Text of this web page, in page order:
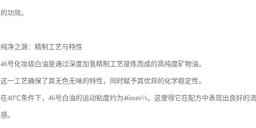
的功效。
纯净之源：精制工艺与特性
46号化妆级白油是通过深度加氢精制工艺提炼而成的高纯度矿物油。
这一工艺确保了其无色无味的特性，同时赋予其优异的化学稳定性。
在40℃条件下，46号白油的运动粘度约为46mm²/s，这使得它在配方中表现出良好的
感。